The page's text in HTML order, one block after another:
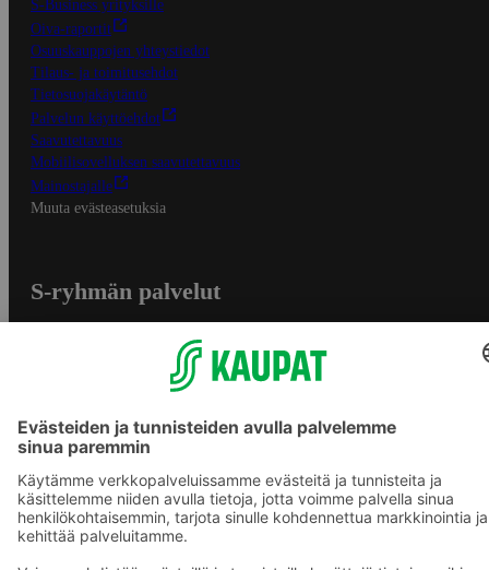
S-Business yrityksille
Oiva-raportit
Osuuskauppojen yhteystiedot
Tilaus- ja toimitusehdot
Tietosuojakäytäntö
Palvelun käyttöehdot
Saavutettavuus
Mobiilisovelluksen saavutettavuus
Mainostajalle
Muuta evästeasetuksia
S-ryhmän palvelut
S-ostoslista -sovellus
Prisma.fi
Sokos.fi
S-Pankki
Yhteishyvä
Sokos Hotels